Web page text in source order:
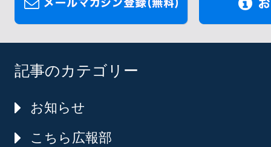
記事のカテゴリー
お知らせ
こちら広報部